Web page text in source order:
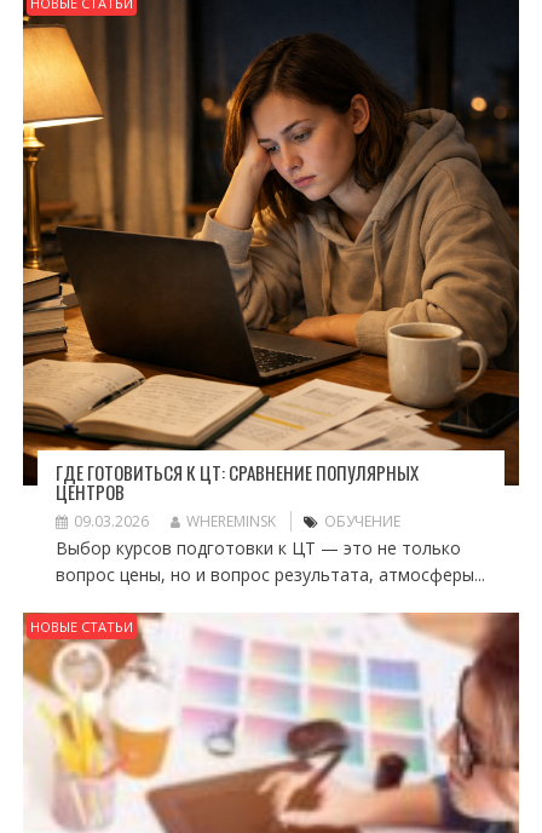
ГДЕ ГОТОВИТЬСЯ К ЦТ: СРАВНЕНИЕ ПОПУЛЯРНЫХ
ЦЕНТРОВ
09.03.2026 WHEREMINSK ОБУЧЕНИЕ
Выбор курсов подготовки к ЦТ — это не только
вопрос цены, но и вопрос результата, атмосферы...
НОВЫЕ СТАТЬИ